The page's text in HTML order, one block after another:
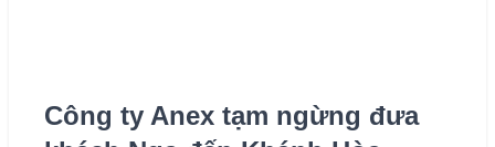
Công ty Anex tạm ngừng đưa